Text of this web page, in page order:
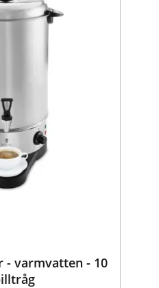
- varmvatten - 10